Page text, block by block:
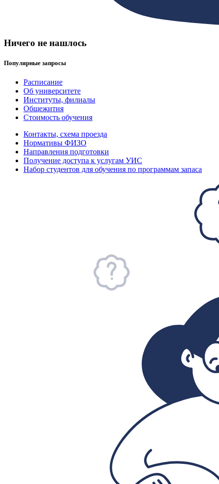
Ничего не нашлось
Популярные запросы
Расписание
Об университете
Институты, филиалы
Общежития
Стоимость обучения
Контакты, схема проезда
Нормативы ФИЗО
Направления подготовки
Получение доступа к услугам УИС
Набор студентов для обучения по программам запаса